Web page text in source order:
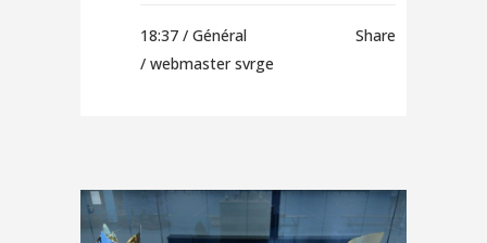
18:37 / Général
/ webmaster svrge
Share